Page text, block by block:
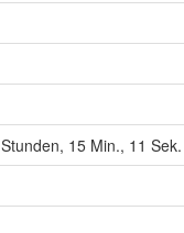
Stunden, 15 Min., 12 Sek.